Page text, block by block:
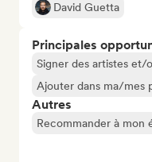
David Guetta
Principales
Signer des artistes et/
Ajouter dans ma/mes
Autres
Recommander à mon